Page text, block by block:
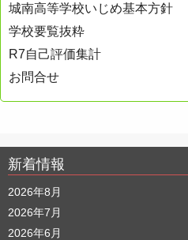
城南高等学校いじめ基本方針
学校要覧抜粋
R7自己評価集計
お問合せ
新着情報
2026年8月
2026年7月
2026年6月